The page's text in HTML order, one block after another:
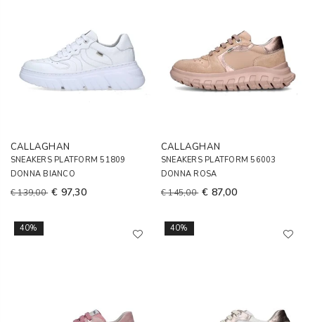
CALLAGHAN
SNEAKERS PLATFORM 51809
DONNA BIANCO
€ 139,00 € 97,30
CALLAGHAN
SNEAKERS PLATFORM 56003
DONNA ROSA
€ 145,00 € 87,00
40% 40%